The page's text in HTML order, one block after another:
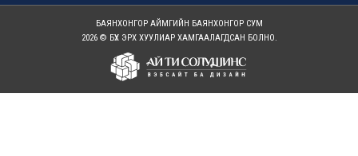
БАЯНХОНГОР АЙМГИЙН БАЯНХОНГОР СУМ
2026 © БҮХ ЭРХ ХУУЛИАР ХАМГААЛАГДСАН БОЛНО.